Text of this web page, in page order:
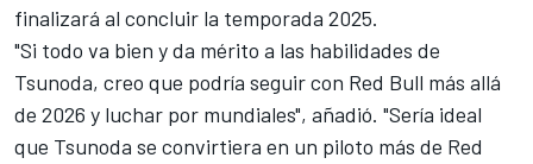
finalizará al concluir la temporada 2025.
"Si todo va bien y da mérito a las habilidades de
Tsunoda, creo que podría seguir con Red Bull más allá
de 2026 y luchar por mundiales", añadió. "Sería ideal
que Tsunoda se convirtiera en un piloto más de Red